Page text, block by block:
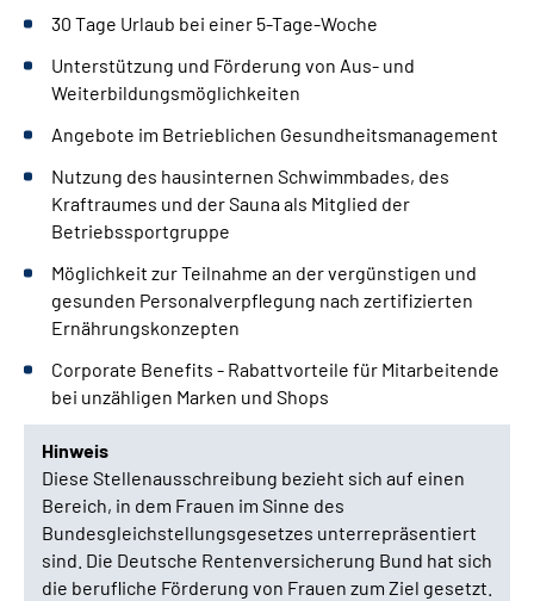
30 Tage Urlaub bei einer 5-Tage-Woche
Unterstützung und Förderung von Aus- und
Weiterbildungsmöglichkeiten
Angebote im Betrieblichen Gesundheitsmanagement
Nutzung des hausinternen Schwimmbades, des
Kraftraumes und der Sauna als Mitglied der
Betriebssportgruppe
Möglichkeit zur Teilnahme an der vergünstigen und
gesunden Personalverpflegung nach zertifizierten
Ernährungskonzepten
Corporate Benefits - Rabattvorteile für Mitarbeitende
bei unzähligen Marken und Shops
Hinweis
Diese Stellenausschreibung bezieht sich auf einen
Bereich, in dem Frauen im Sinne des
Bundesgleichstellungsgesetzes unterrepräsentiert
sind. Die Deutsche Rentenversicherung Bund hat sich
die berufliche Förderung von Frauen zum Ziel gesetzt.